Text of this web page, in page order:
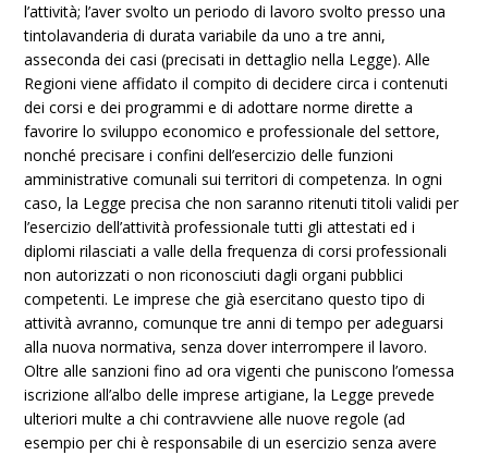
l’attività; l’aver svolto un periodo di lavoro svolto presso una
tintolavanderia di durata variabile da uno a tre anni,
asseconda dei casi (precisati in dettaglio nella Legge). Alle
Regioni viene affidato il compito di decidere circa i contenuti
dei corsi e dei programmi e di adottare norme dirette a
favorire lo sviluppo economico e professionale del settore,
nonché precisare i confini dell’esercizio delle funzioni
amministrative comunali sui territori di competenza. In ogni
caso, la Legge precisa che non saranno ritenuti titoli validi per
l’esercizio dell’attività professionale tutti gli attestati ed i
diplomi rilasciati a valle della frequenza di corsi professionali
non autorizzati o non riconosciuti dagli organi pubblici
competenti. Le imprese che già esercitano questo tipo di
attività avranno, comunque tre anni di tempo per adeguarsi
alla nuova normativa, senza dover interrompere il lavoro.
Oltre alle sanzioni fino ad ora vigenti che puniscono l’omessa
iscrizione all’albo delle imprese artigiane, la Legge prevede
ulteriori multe a chi contravviene alle nuove regole (ad
esempio per chi è responsabile di un esercizio senza avere